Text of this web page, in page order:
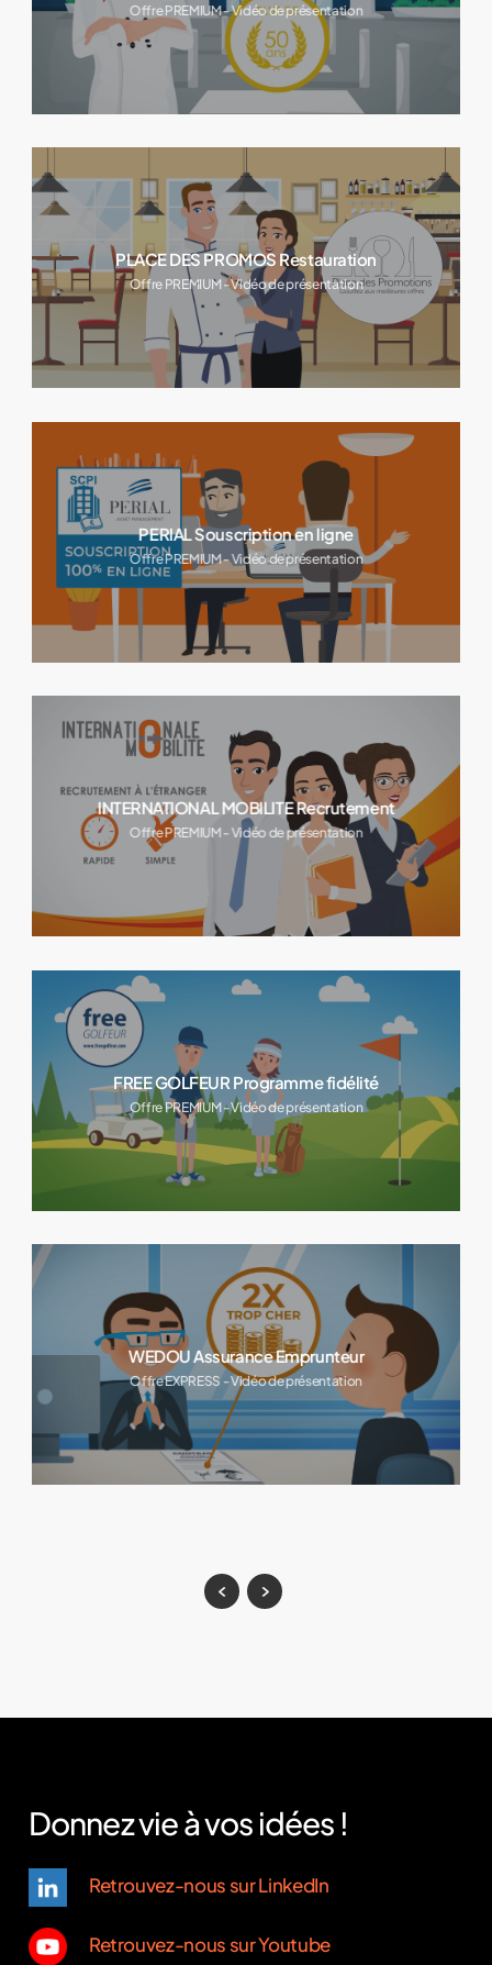
Offre PREMIUM - Vidéo de présentation
PLACE DES PROMOS Restauration
Offre PREMIUM - Vidéo de présentation
PERIAL Souscription en ligne
Offre PREMIUM - Vidéo de présentation
INTERNATIONAL MOBILITE Recrutement
Offre PREMIUM - Vidéo de présentation
FREE GOLFEUR Programme fidélité
Offre PREMIUM - Vidéo de présentation
WEDOU Assurance Emprunteur
Offre EXPRESS - Vidéo de présentation
Donnez vie à vos idées !
Retrouvez-nous sur LinkedIn
Retrouvez-nous sur Youtube